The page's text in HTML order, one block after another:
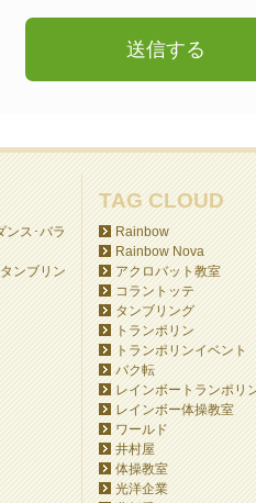
ンス･バラ
ンブリン
TAG CLOUD
Rainbow
Rainbow Nova
アクロバット教室
コラントッテ
タンブリング
トランポリン
トランポリンイベント
バク転
レインボートランポリ
レインボー体操教室
ワールド
井村屋
体操教室
光洋企業